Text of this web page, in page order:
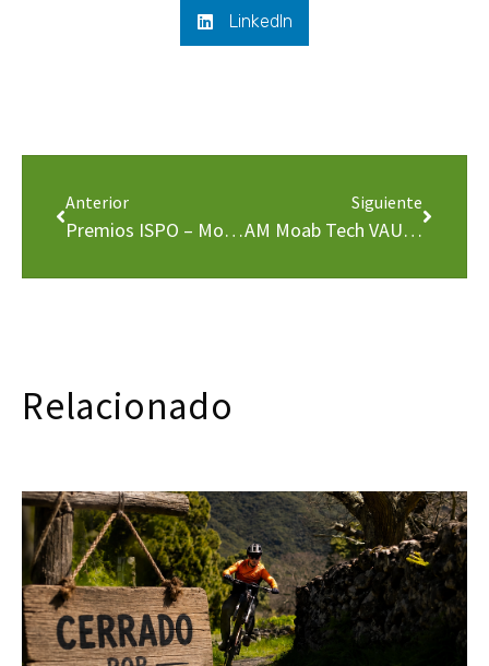
LinkedIn
Anterior
Premios ISPO – Mochila Larice 18
Siguiente
AM Moab Tech VAUDE
Relacionado